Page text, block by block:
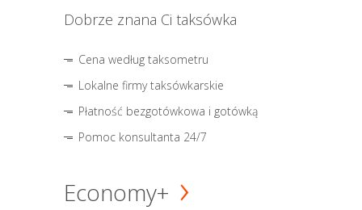
Dobrze znana Ci taksówka
Cena według taksometru
Lokalne firmy taksówkarskie
Płatność bezgotówkowa i gotówką
Pomoc konsultanta 24/7
Economy+